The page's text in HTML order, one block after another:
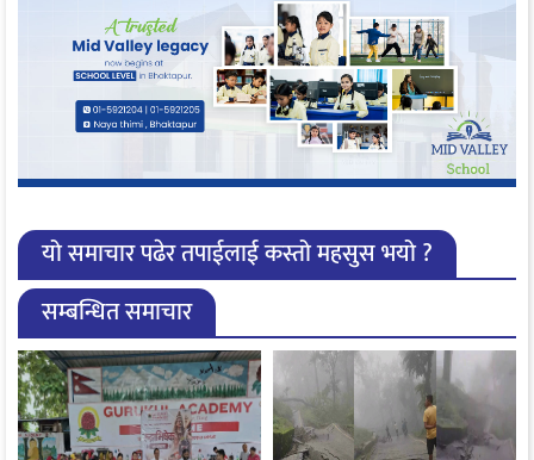
यो समाचार पढेर तपाईलाई कस्तो महसुस भयो ?
सम्बन्धित समाचार